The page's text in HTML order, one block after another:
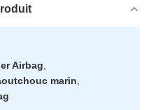
Airbag
marin